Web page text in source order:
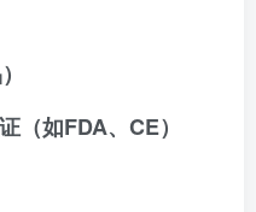
（如FDA、CE）